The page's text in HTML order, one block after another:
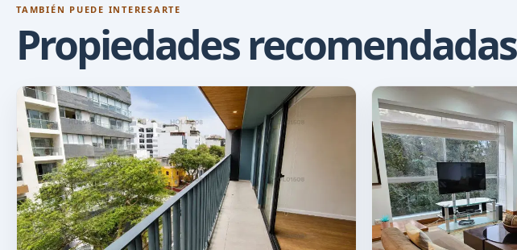
TAMBIÉN PUEDE INTERESARTE
Propiedades recomendadas